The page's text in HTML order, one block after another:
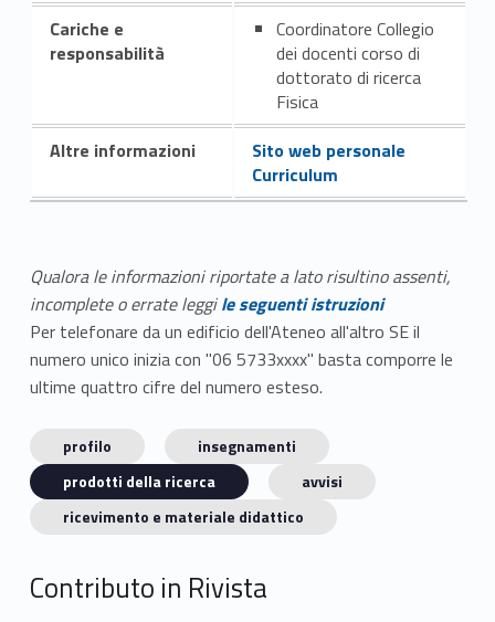
Cariche e
responsabilità
Coordinatore Collegio
dei docenti corso di
dottorato di ricerca
Fisica
Altre informazioni
Sito web personale
Curriculum
Qualora le informazioni riportate a lato risultino assenti,
incomplete o errate leggile seguenti istruzioni
Per telefonare da un edificio dell'Ateneo all'altro SE il
numero unico inizia con "06 5733xxxx" basta comporre le
ultime quattro cifre del numero esteso.
profilo
insegnamenti
prodotti della ricerca
avvisi
ricevimento e materiale didattico
Contributo in Rivista